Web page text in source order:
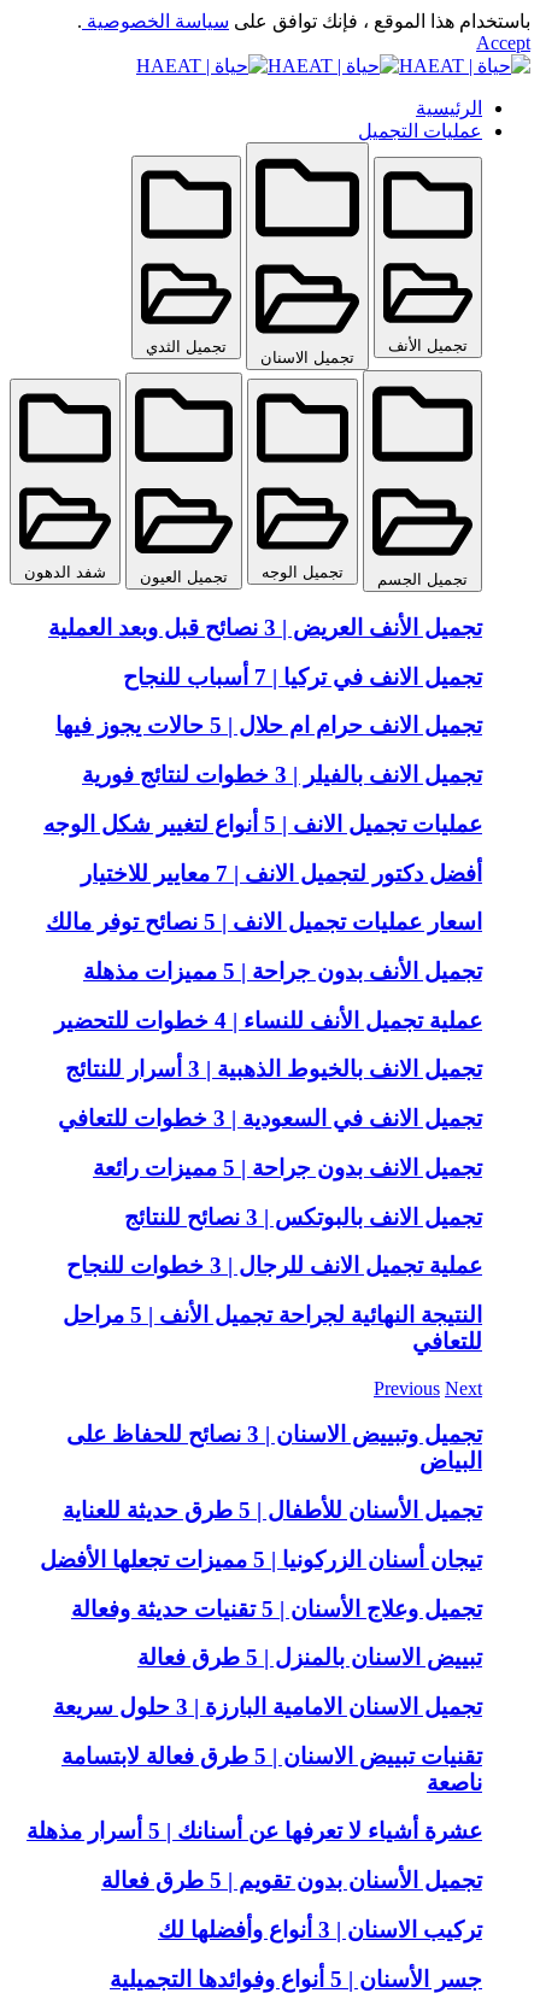
باستخدام هذا الموقع ، فإنك توافق على سياسة الخصوصية .
Accept
الرئيسية
عمليات التجميل
تجميل الأنف
تجميل الاسنان
تجميل الثدي
تجميل الجسم تجميل الوجه تجميل العيون شفد الدهون
تجميل الأنف العريض | 3 نصائح قبل وبعد العملية
تجميل الانف في تركيا | 7 أسباب للنجاح
تجميل الانف حرام ام حلال | 5 حالات يجوز فيها
تجميل الانف بالفيلر | 3 خطوات لنتائج فورية
عمليات تجميل الانف | 5 أنواع لتغيير شكل الوجه
أفضل دكتور لتجميل الانف | 7 معايير للاختيار
اسعار عمليات تجميل الانف | 5 نصائح توفر مالك
تجميل الأنف بدون جراحة | 5 مميزات مذهلة
عملية تجميل الأنف للنساء | 4 خطوات للتحضير
تجميل الانف بالخيوط الذهبية | 3 أسرار للنتائج
تجميل الانف في السعودية | 3 خطوات للتعافي
تجميل الانف بدون جراحة | 5 مميزات رائعة
تجميل الانف بالبوتكس | 3 نصائح للنتائج
عملية تجميل الانف للرجال | 3 خطوات للنجاح
النتيجة النهائية لجراحة تجميل الأنف | 5 مراحل
للتعافي
Previous Next
تجميل وتبييض الاسنان | 3 نصائح للحفاظ على
البياض
تجميل الأسنان للأطفال | 5 طرق حديثة للعناية
تيجان أسنان الزركونيا | 5 مميزات تجعلها الأفضل
تجميل وعلاج الأسنان | 5 تقنيات حديثة وفعالة
تبييض الاسنان بالمنزل | 5 طرق فعالة
تجميل الاسنان الامامية البارزة | 3 حلول سريعة
تقنيات تبييض الاسنان | 5 طرق فعالة لابتسامة
ناصعة
عشرة أشياء لا تعرفها عن أسنانك | 5 أسرار مذهلة
تجميل الأسنان بدون تقويم | 5 طرق فعالة
تركيب الاسنان | 3 أنواع وأفضلها لك
جسر الأسنان | 5 أنواع وفوائدها التجميلية